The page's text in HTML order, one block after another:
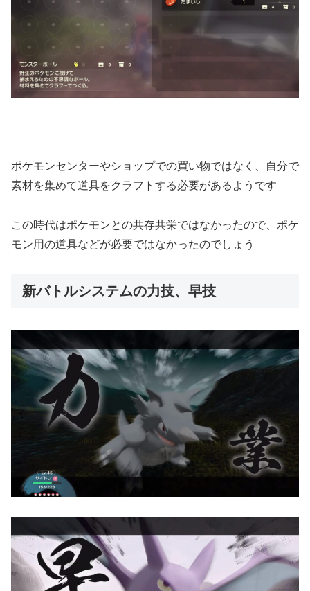
ポケモンセンターやショップでの買い物ではなく、自分で
素材を集めて道具をクラフトする必要があるようです
この時代はポケモンとの共存共栄ではなかったので、ポケ
モン用の道具などが必要ではなかったのでしょう
新バトルシステムの力技、早技